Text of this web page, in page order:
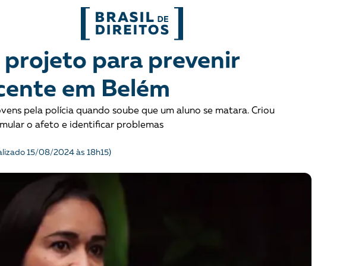
Migrações
Mobilização e articulação
Mulheres
Povos indígenas
Terra
projeto para prevenir
em Belém
pela polícia quando soube que um aluno se matara. Criou
o afeto e identificar problemas
15/08/2024 às 18h15)